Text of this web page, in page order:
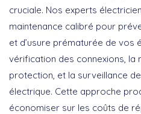
cruciale. Nos experts
maintenance calibré pour
et d’usure prématurée de vos
vérification des connexions, la
protection, et la surveillance de
électrique. Cette approche
économiser sur les coûts de